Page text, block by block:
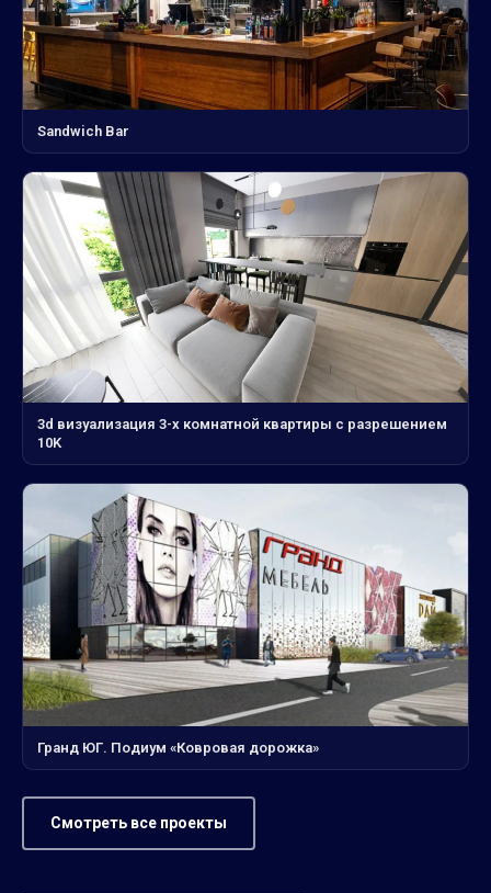
Sandwich Bar
3d визуализация 3-х комнатной квартиры с разрешением
10K
Гранд ЮГ. Подиум «Ковровая дорожка»
Смотреть все проекты